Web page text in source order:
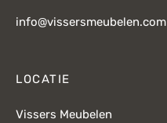
info@vissersmeubelen.com
LOCATIE
Vissers Meubelen